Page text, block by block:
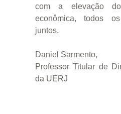
com a elevação
econômica, todos
juntos.
Daniel Sarmento,
Professor Titular de
da UERJ